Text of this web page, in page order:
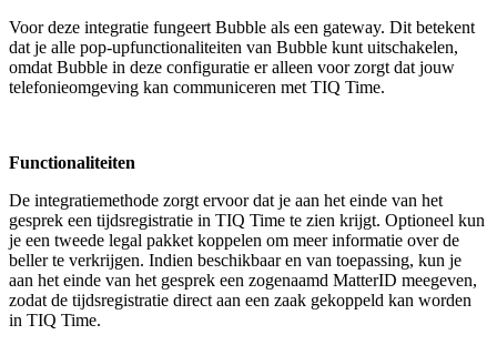
Voor deze integratie fungeert Bubble als een gateway. Dit betekent
dat je alle pop-upfunctionaliteiten van Bubble kunt uitschakelen,
omdat Bubble in deze configuratie er alleen voor zorgt dat jouw
telefonieomgeving kan communiceren met TIQ Time.
Functionaliteiten
De integratiemethode zorgt ervoor dat je aan het einde van het
gesprek een tijdsregistratie in TIQ Time te zien krijgt. Optioneel kun
je een tweede legal pakket koppelen om meer informatie over de
beller te verkrijgen. Indien beschikbaar en van toepassing, kun je
aan het einde van het gesprek een zogenaamd MatterID meegeven,
zodat de tijdsregistratie direct aan een zaak gekoppeld kan worden
in TIQ Time.